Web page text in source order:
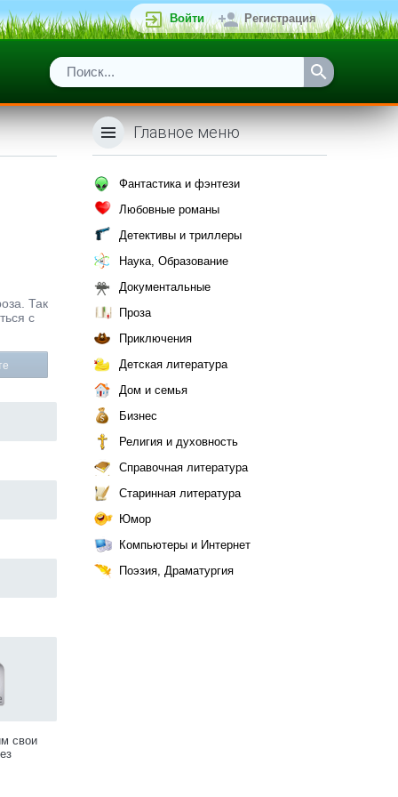
Войти Регистрация
Так
с
свои
Главное меню
Фантастика и фэнтези
Любовные романы
Детективы и триллеры
Наука, Образование
Документальные
Проза
Приключения
Детская литература
Дом и семья
Бизнес
Религия и духовность
Справочная литература
Старинная литература
Юмор
Компьютеры и Интернет
Поэзия, Драматургия